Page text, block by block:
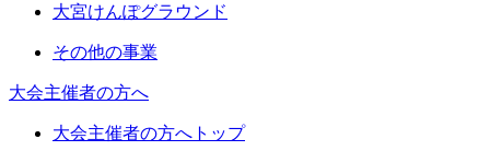
大宮けんぽグラウンド
その他の事業
大会主催者の方へ
大会主催者の方へトップ